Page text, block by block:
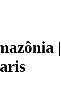
|